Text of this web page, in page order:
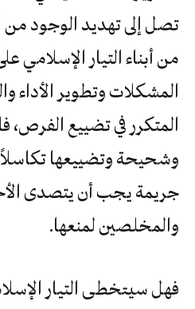
تصل إلى تهديد الوجود من
من أبناء التيار
المشكلات وتطوير الأداء
المتكرر في تضييع الفرص،
وشحيحة وتضييعها تكاسلاً
جريمة يجب أن يتصدى
والمخلصين لمنعها.
فهل سيتخطى التيار